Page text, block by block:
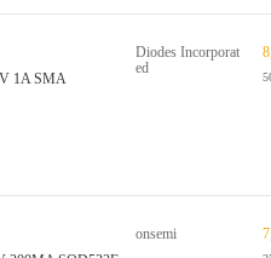
1A SMA
Diodes Incorporat
ed
onsemi